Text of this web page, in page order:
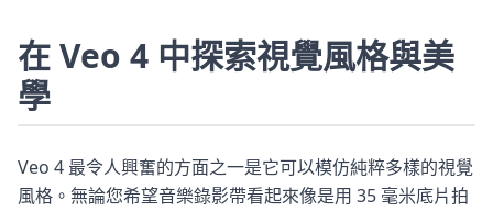
在 Veo 4 中探索視覺風格與美
學
Veo 4 最令人興奮的方面之一是它可以模仿純粹多樣的視覺
風格。無論您希望音樂錄影帶看起來像是用 35 毫米底片拍